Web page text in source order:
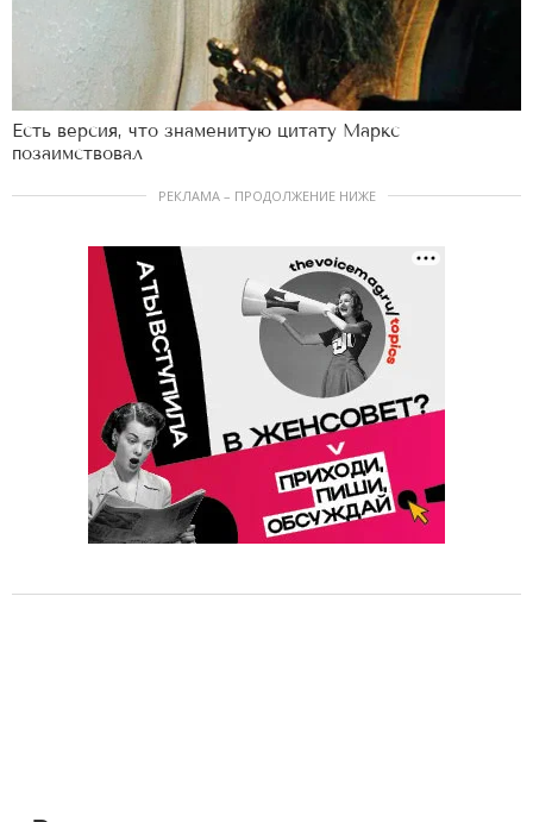
Есть версия, что знаменитую цитату Маркс
позаимствовал
РЕКЛАМА – ПРОДОЛЖЕНИЕ НИЖЕ